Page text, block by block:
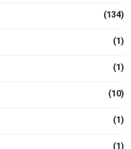
(134)
(1)
(1)
(10)
(1)
(1)